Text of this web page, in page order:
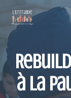
contenu
à la